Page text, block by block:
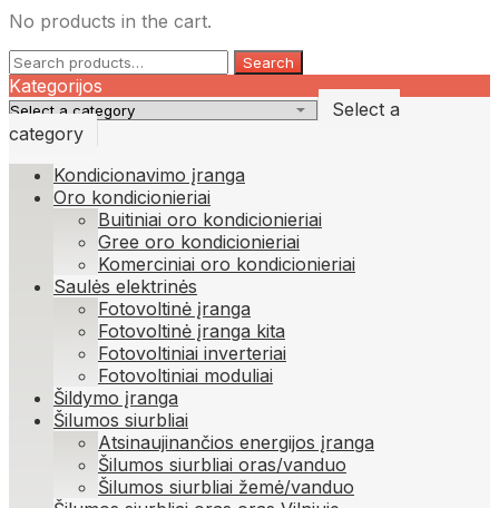
No products in the cart.
Search
for:
Search
Kategorijos
Select a
category
Kondicionavimo įranga
Oro kondicionieriai
Buitiniai oro kondicionieriai
Gree oro kondicionieriai
Komerciniai oro kondicionieriai
Saulės elektrinės
Fotovoltinė įranga
Fotovoltinė įranga kita
Fotovoltiniai inverteriai
Fotovoltiniai moduliai
Šildymo įranga
Šilumos siurbliai
Atsinaujinančios energijos įranga
Šilumos siurbliai oras/vanduo
Šilumos siurbliai žemė/vanduo